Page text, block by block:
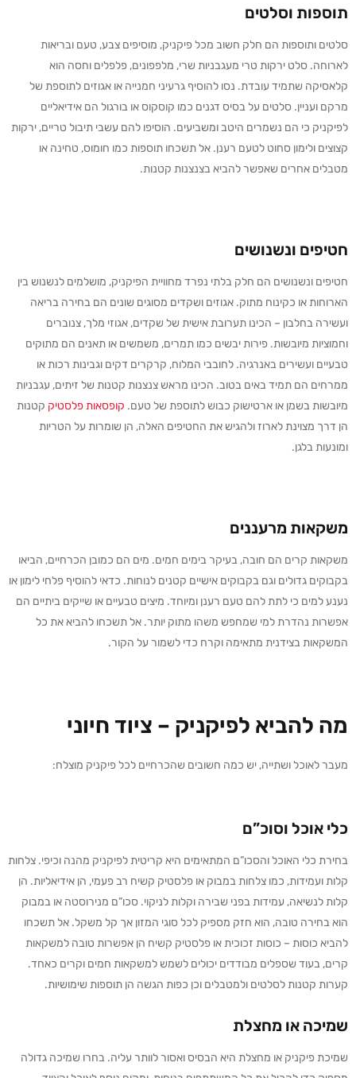
תוספות וסלטים
סלטים ותוספות הם חלק חשוב מכל פיקניק, מוסיפים צבע, טעם ובריאות
לארוחה. סלט ירקות טרי מעגבניות שרי, מלפפונים, פלפלים וחסה הוא
קלאסיקה שתמיד עובדת. נסו להוסיף גרעיני חמנייה או אגוזים לתוספת של
מרקם ועניין. סלטים על בסיס דגנים כמו קוסקוס או בורגול הם אידיאליים
לפיקניק כי הם נשמרים היטב ומשביעים. הוסיפו להם עשבי תיבול טריים, ירקות
קצוצים ולימון סחוט לטעם רענן. אל תשכחו תוספות כמו חומוס, טחינה או
מטבלים אחרים שאפשר להביא בצנצנות קטנות.
חטיפים ונשנושים
חטיפים ונשנושים הם חלק בלתי נפרד מחוויית הפיקניק, מושלמים לנשנוש בין
הארוחות או כקינוח מתוק. אגוזים ושקדים מסוגים שונים הם בחירה בריאה
ועשירה בחלבון – הכינו תערובת אישית של שקדים, אגוזי מלך, צנוברים
וחמוציות מיובשות. פירות יבשים כמו תמרים, משמשים או תאנים הם מתוקים
טבעיים ועשירים באנרגיה. לחובבי המלוח, קרקרים דקים וגבינות רכות או
ממרחים הם תמיד באים בטוב. הכינו מראש צנצנות קטנות של זיתים, עגבניות
מיובשות בשמן או ארטישוק כבוש לתוספת של טעם. קופסאות פלסטיק קטנות
הן דרך מצוינת לארוז ולהגיש את החטיפים האלה, הן שומרות על הטריות
ומונעות בלגן.
משקאות מרעננים
משקאות קרים הם חובה, בעיקר בימים חמים. מים הם כמובן הכרחיים, הביאו
בקבוקים גדולים וגם בקבוקים אישיים קטנים לנוחות. כדאי להוסיף פלחי לימון או
נענע למים כי לתת להם טעם רענן ומיוחד. מיצים טבעיים או שייקים ביתיים הם
אפשרות נהדרת למי שמחפש משהו מתוק יותר. אל תשכחו להביא את כל
המשקאות בצידנית מתאימה וקרח כדי לשמור על הקור.
מה להביא לפיקניק – ציוד חיוני
מעבר לאוכל ושתייה, יש כמה חשובים שהכרחיים לכל פיקניק מוצלח:
כלי אוכל וסוכ”ם
בחירת כלי האוכל והסכו”ם המתאימים היא קריטית לפיקניק מהנה וכיפי. צלחות
קלות ועמידות, כמו צלחות במבוק או פלסטיק קשיח רב פעמי, הן אידיאליות. הן
קלות לנשיאה, עמידות בפני שבירה וקלות לניקוי. סכו”ם מנירוסטה או במבוק
הוא בחירה טובה, הוא חזק מספיק לכל סוגי המזון אך קל משקל. אל תשכחו
להביא כוסות – כוסות זכוכית או פלסטיק קשיח הן אפשרות טובה למשקאות
קרים, בעוד שספלים מבודדים יכולים לשמש למשקאות חמים וקרים כאחד.
קערות קטנות לסלטים ולמטבלים וכן כפות הגשה הן תוספות שימושיות.
שמיכה או מחצלת
שמיכת פיקניק או מחצלת היא הבסיס ואסור לוותר עליה. בחרו שמיכה גדולה